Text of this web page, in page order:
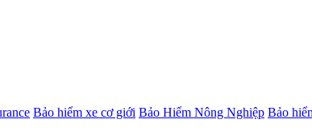
Bảo hiểm xe cơ giới Bảo Hiểm Nông Nghiệp Bảo